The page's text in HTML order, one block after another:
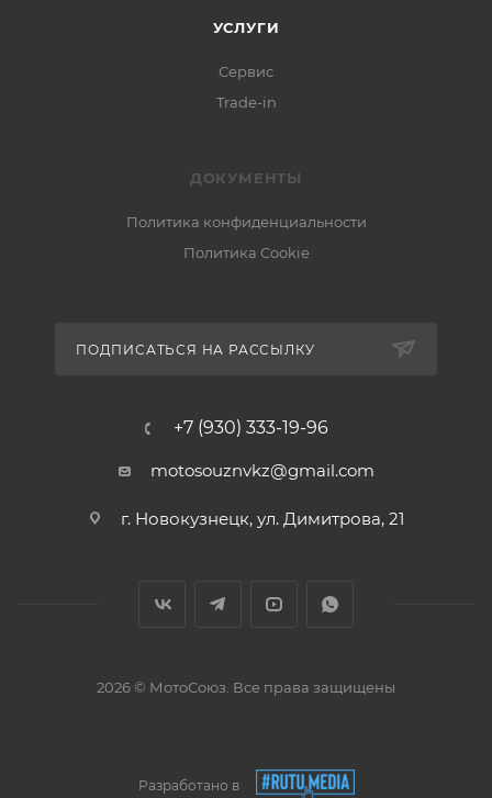
УСЛУГИ
Сервис
Trade-in
ДОКУМЕНТЫ
Политика конфиденциальности
Политика Cookie
ПОДПИСАТЬСЯ НА РАССЫЛКУ
+7 (930) 333-19-96
motosouznvkz@gmail.com
г. Новокузнецк, ул. Димитрова, 21
2026 © МотоСоюз. Все права защищены
Разработано в